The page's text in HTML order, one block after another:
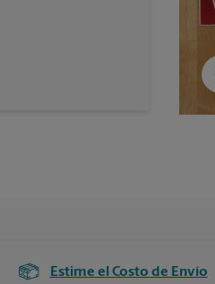
Estime el Costo de Envío